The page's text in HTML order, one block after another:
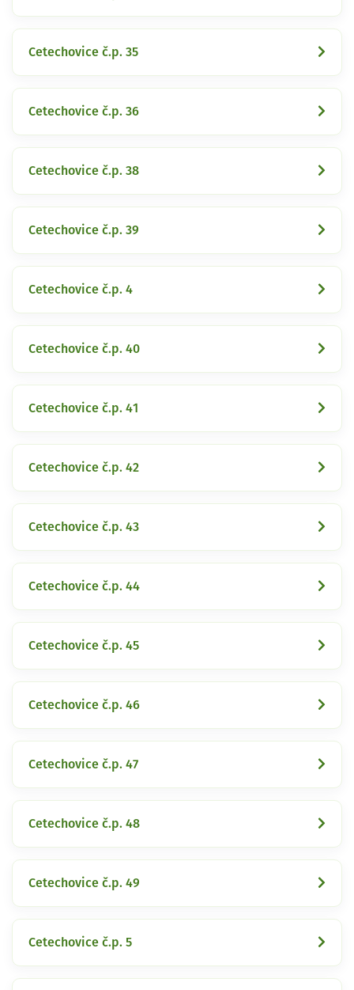
Cetechovice č.p. 35
Cetechovice č.p. 36
Cetechovice č.p. 38
Cetechovice č.p. 39
Cetechovice č.p. 4
Cetechovice č.p. 40
Cetechovice č.p. 41
Cetechovice č.p. 42
Cetechovice č.p. 43
Cetechovice č.p. 44
Cetechovice č.p. 45
Cetechovice č.p. 46
Cetechovice č.p. 47
Cetechovice č.p. 48
Cetechovice č.p. 49
Cetechovice č.p. 5